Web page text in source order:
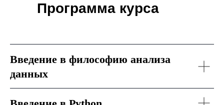
Программа курса
Введение в философию анализа
данных